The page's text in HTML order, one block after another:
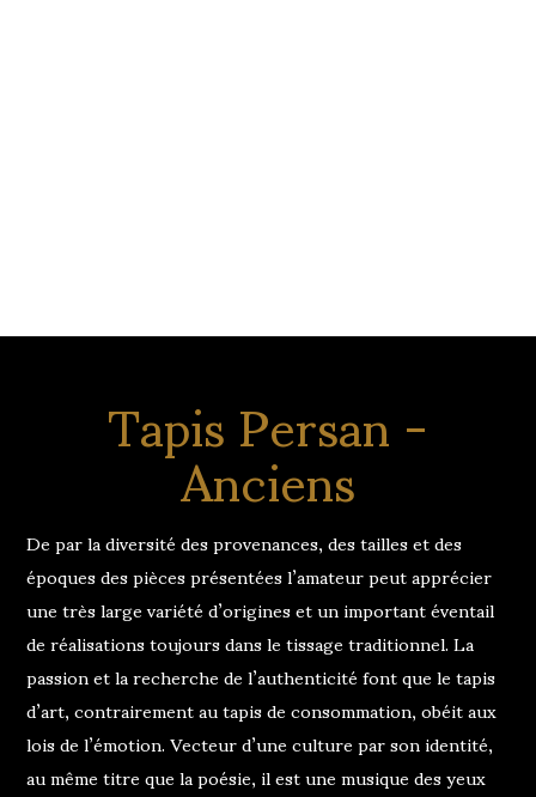
Tapis Persan -
Anciens
De par la diversité des provenances, des tailles et des
époques des pièces présentées l’amateur peut apprécier
une très large variété d’origines et un important éventail
de réalisations toujours dans le tissage traditionnel. La
passion et la recherche de l’authenticité font que le tapis
d’art, contrairement au tapis de consommation, obéit aux
lois de l’émotion. Vecteur d’une culture par son identité,
au même titre que la poésie, il est une musique des yeux